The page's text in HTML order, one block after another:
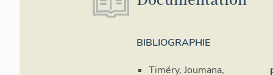
BIBLIOGRAPHIE
Timéry, Joumana,